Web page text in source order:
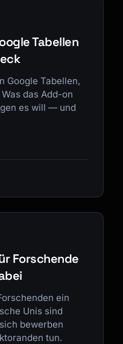
Tabellen
Google Tabellen,
das Add-on
es will — und
Forschende
ein
Unis sind
bewerben
tun.